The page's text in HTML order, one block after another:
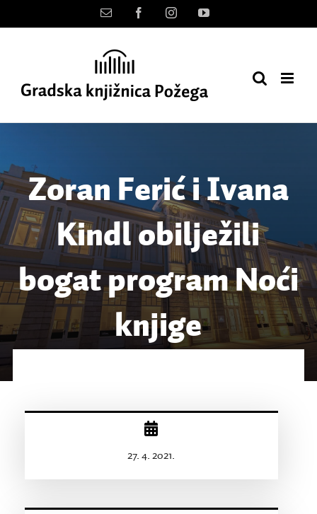
to
Kontakt FacebookInstagramYouTube
Zoran Ferić i Ivana
Kindl obilježili
bogat program Noći
knjige
27. 4. 2021.